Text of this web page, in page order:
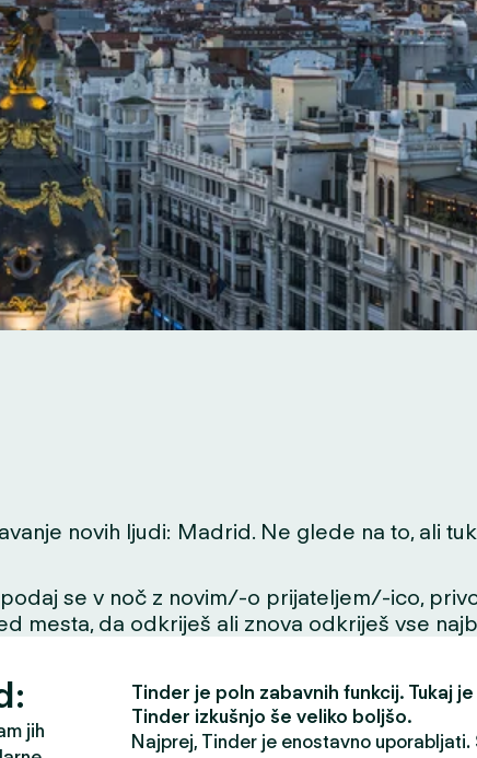
novih ljudi: Madrid. Ne glede na to, ali
se v noč z novim/-o prijateljem/-ico,
mesta, da odkriješ ali znova odkriješ vse
jih
Tinder je poln zabavnih funkcij. Tukaj
Tinder izkušnjo še veliko boljšo.
Najprej, Tinder je enostavno uporabljati.